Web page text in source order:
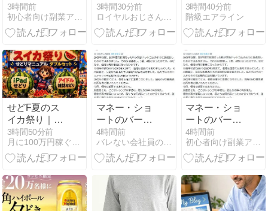
た…
3時間前
初心者向け副業アフィリエイト情報館 InfoShop
構築：役割別
艦船ランク・
オススメ艦船
略】
3時間30分前
ロイヤルおじさんのアズールレーン攻略ブログ
が変わった？
モバイルバッ
テリーや手荷
3時間40分前
階級エアライン
せどF夏のス
イカ祭り｜特
設会場🍉
3時間50分前
月に100万円稼ぐブックオフせどりブログ
マネー・ショ
ートのバーリ
氏、トランプ
相場を痛烈批
判「バカども
4時間前
バレない会社員の副業ランキング
マネー・ショ
ートのバーリ
氏、トランプ
相場を痛烈批
判「バカども
4時間前
初心者向け副業アフィリエイト情報館 InfoShop